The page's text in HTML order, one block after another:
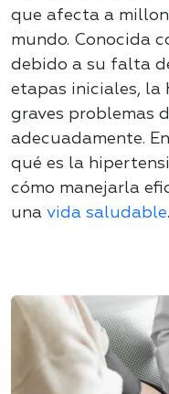
que afecta a
mundo. Conocida
debido a su falta
etapas iniciales, la
graves problemas
adecuadamente.
qué es la
cómo manejarla
una vida saludable.